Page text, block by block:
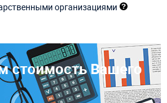
организациями
стоимость Вашего